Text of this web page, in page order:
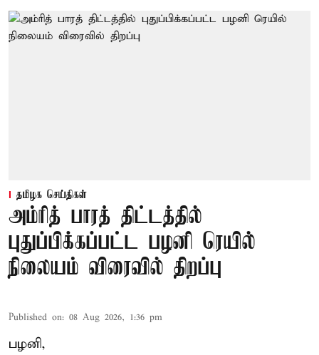
தமிழக செய்திகள்
அம்ரித் பாரத் திட்டத்தில்
புதுப்பிக்கப்பட்ட பழனி ரெயில்
நிலையம் விரைவில் திறப்பு
Published on: 08 Aug 2026, 1:36 pm
பழனி,